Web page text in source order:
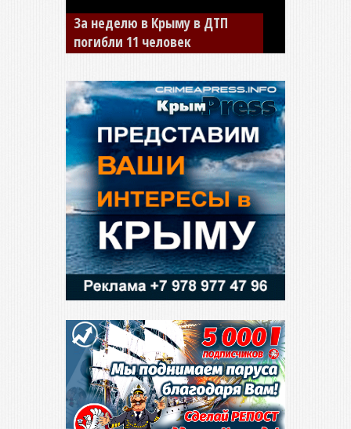
За неделю в Крыму в ДТП
погибли 11 человек
В Джанкое водитель ВАЗа
сбил двух детей на «зебре»